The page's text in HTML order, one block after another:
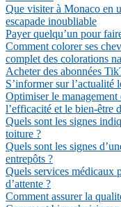
Que visiter à Monaco en
escapade inoubliable
Payer quelqu’un pour
Comment colorer ses
complet des colorations
Acheter des abonnées
S’informer sur l’actualité
Optimiser le
l’efficacité et le bien-être
Quels sont les signes
toiture ?
Quels sont les signes
entrepôts ?
Quels services médicaux
d’attente ?
Comment assurer la